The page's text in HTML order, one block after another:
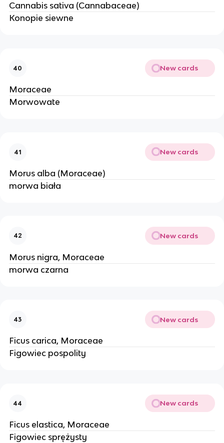
Cannabis sativa (Cannabaceae)
Konopie siewne
40 New cards
Moraceae
Morwowate
41 New cards
Morus alba (Moraceae)
morwa biała
42 New cards
Morus nigra, Moraceae
morwa czarna
43 New cards
Ficus carica, Moraceae
Figowiec pospolity
44 New cards
Ficus elastica, Moraceae
Figowiec sprężysty